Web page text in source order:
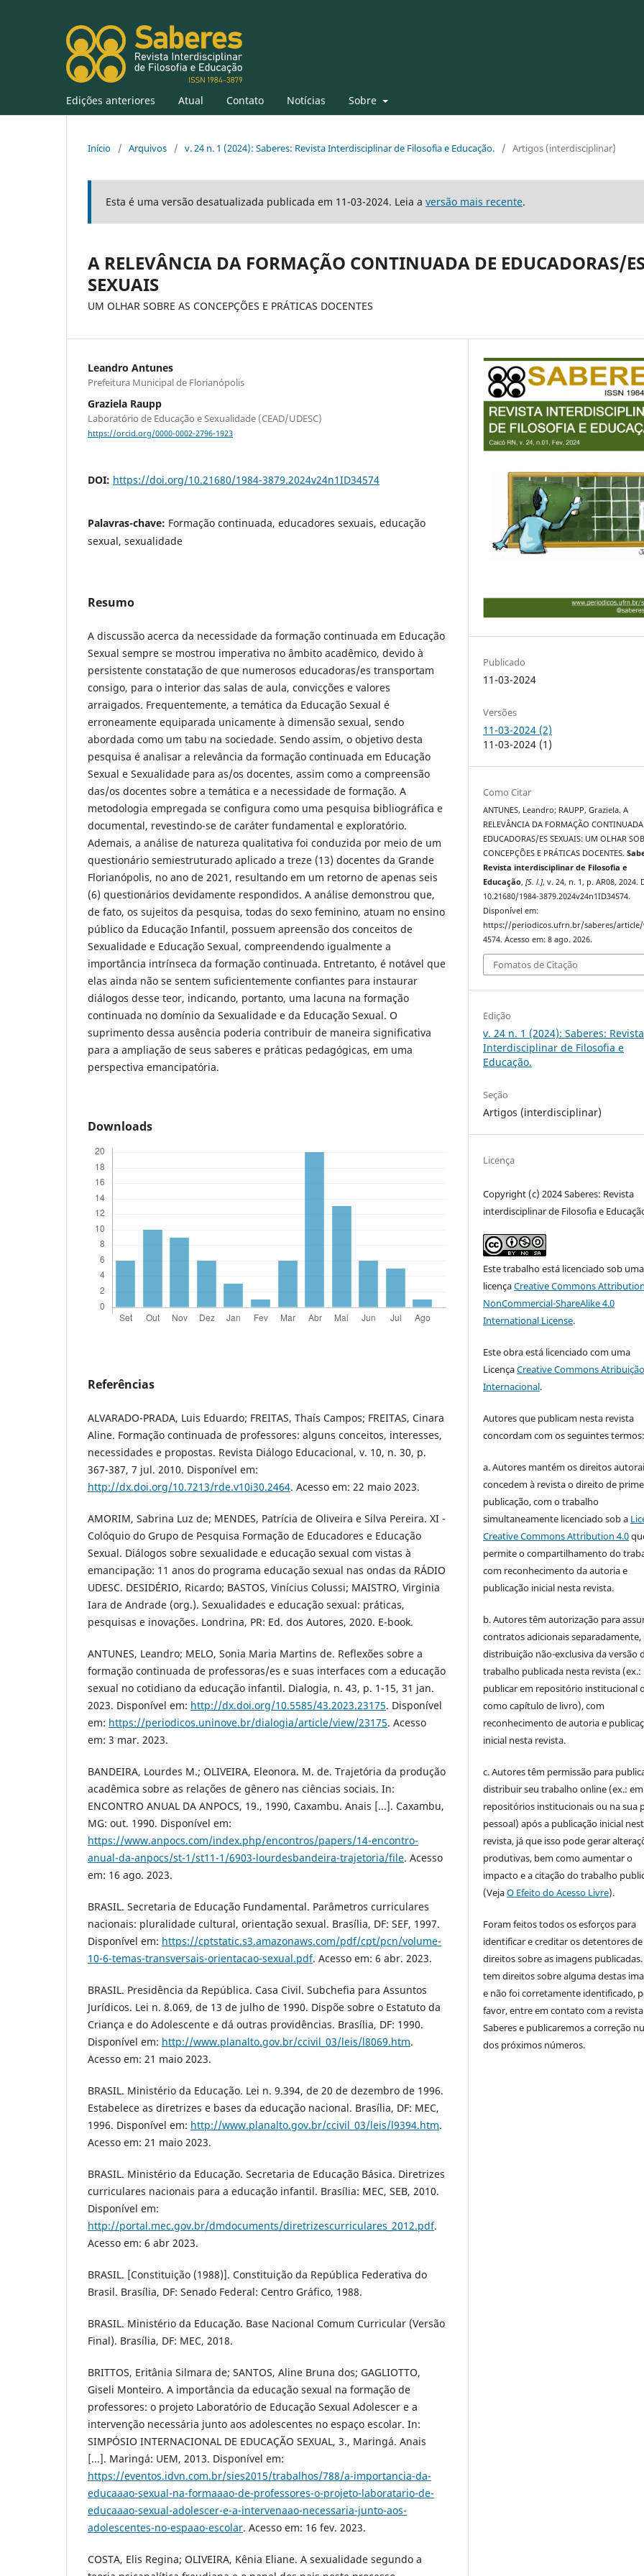
Edições anteriores Atual Contato Notícias Sobre
Início / Arquivos / v. 24 n. 1 (2024): Saberes: Revista Interdisciplinar de Filosofia e Educação. / Artigos (interdisciplinar)
Esta é uma versão desatualizada publicada em 11-03-2024. Leia a versão mais recente.
A RELEVÂNCIA DA FORMAÇÃO CONTINUADA DE EDUCADORAS/
SEXUAIS
UM OLHAR SOBRE AS CONCEPÇÕES E PRÁTICAS DOCENTES
Leandro Antunes
Prefeitura Municipal de Florianópolis
Graziela Raupp
Laboratório de Educação e Sexualidade (CEAD/UDESC)
https://orcid.org/0000-0002-2796-1923
DOI: https://doi.org/10.21680/1984-3879.2024v24n1ID34574
Palavras-chave: Formação continuada, educadores sexuais, educação
sexual, sexualidade
Resumo
A discussão acerca da necessidade da formação continuada em Educação
Sexual sempre se mostrou imperativa no âmbito acadêmico, devido à
persistente constatação de que numerosos educadoras/es transportam
consigo, para o interior das salas de aula, convicções e valores
arraigados. Frequentemente, a temática da Educação Sexual é
erroneamente equiparada unicamente à dimensão sexual, sendo
abordada como um tabu na sociedade. Sendo assim, o objetivo desta
pesquisa é analisar a relevância da formação continuada em Educação
Sexual e Sexualidade para as/os docentes, assim como a compreensão
das/os docentes sobre a temática e a necessidade de formação. A
metodologia empregada se configura como uma pesquisa bibliográfica e
documental, revestindo-se de caráter fundamental e exploratório.
Ademais, a análise de natureza qualitativa foi conduzida por meio de um
questionário semiestruturado aplicado a treze (13) docentes da Grande
Florianópolis, no ano de 2021, resultando em um retorno de apenas seis
(6) questionários devidamente respondidos. A análise demonstrou que,
de fato, os sujeitos da pesquisa, todas do sexo feminino, atuam no ensino
público da Educação Infantil, possuem apreensão dos conceitos de
Sexualidade e Educação Sexual, compreendendo igualmente a
importância intrínseca da formação continuada. Entretanto, é notável que
elas ainda não se sentem suficientemente confiantes para instaurar
diálogos desse teor, indicando, portanto, uma lacuna na formação
continuada no domínio da Sexualidade e da Educação Sexual. O
suprimento dessa ausência poderia contribuir de maneira significativa
para a ampliação de seus saberes e práticas pedagógicas, em uma
perspectiva emancipatória.
Downloads
Referências
ALVARADO-PRADA, Luis Eduardo; FREITAS, Thaís Campos; FREITAS, Cinara
Aline. Formação continuada de professores: alguns conceitos, interesses,
necessidades e propostas. Revista Diálogo Educacional, v. 10, n. 30, p.
367-387, 7 jul. 2010. Disponível em:
http://dx.doi.org/10.7213/rde.v10i30.2464. Acesso em: 22 maio 2023.
AMORIM, Sabrina Luz de; MENDES, Patrícia de Oliveira e Silva Pereira. XI -
Colóquio do Grupo de Pesquisa Formação de Educadores e Educação
Sexual. Diálogos sobre sexualidade e educação sexual com vistas à
emancipação: 11 anos do programa educação sexual nas ondas da RÁDIO
UDESC. DESIDÉRIO, Ricardo; BASTOS, Vinícius Colussi; MAISTRO, Virginia
Iara de Andrade (org.). Sexualidades e educação sexual: práticas,
pesquisas e inovações. Londrina, PR: Ed. dos Autores, 2020. E-book.
ANTUNES, Leandro; MELO, Sonia Maria Martins de. Reflexões sobre a
formação continuada de professoras/es e suas interfaces com a educação
sexual no cotidiano da educação infantil. Dialogia, n. 43, p. 1-15, 31 jan.
2023. Disponível em: http://dx.doi.org/10.5585/43.2023.23175. Disponível
em: https://periodicos.uninove.br/dialogia/article/view/23175. Acesso
em: 3 mar. 2023.
BANDEIRA, Lourdes M.; OLIVEIRA, Eleonora. M. de. Trajetória da produção
acadêmica sobre as relações de gênero nas ciências sociais. In:
ENCONTRO ANUAL DA ANPOCS, 19., 1990, Caxambu. Anais [...]. Caxambu,
MG: out. 1990. Disponível em:
https://www.anpocs.com/index.php/encontros/papers/14-encontro-
anual-da-anpocs/st-1/st11-1/6903-lourdesbandeira-trajetoria/file. Acesso
em: 16 ago. 2023.
BRASIL. Secretaria de Educação Fundamental. Parâmetros curriculares
nacionais: pluralidade cultural, orientação sexual. Brasília, DF: SEF, 1997.
Disponível em: https://cptstatic.s3.amazonaws.com/pdf/cpt/pcn/volume-
10-6-temas-transversais-orientacao-sexual.pdf. Acesso em: 6 abr. 2023.
BRASIL. Presidência da República. Casa Civil. Subchefia para Assuntos
Jurídicos. Lei n. 8.069, de 13 de julho de 1990. Dispõe sobre o Estatuto da
Criança e do Adolescente e dá outras providências. Brasília, DF: 1990.
Disponível em: http://www.planalto.gov.br/ccivil_03/leis/l8069.htm.
Acesso em: 21 maio 2023.
BRASIL. Ministério da Educação. Lei n. 9.394, de 20 de dezembro de 1996.
Estabelece as diretrizes e bases da educação nacional. Brasília, DF: MEC,
1996. Disponível em: http://www.planalto.gov.br/ccivil_03/leis/l9394.htm.
Acesso em: 21 maio 2023.
BRASIL. Ministério da Educação. Secretaria de Educação Básica. Diretrizes
curriculares nacionais para a educação infantil. Brasília: MEC, SEB, 2010.
Disponível em:
http://portal.mec.gov.br/dmdocuments/diretrizescurriculares_2012.pdf.
Acesso em: 6 abr 2023.
BRASIL. [Constituição (1988)]. Constituição da República Federativa do
Brasil. Brasília, DF: Senado Federal: Centro Gráfico, 1988.
BRASIL. Ministério da Educação. Base Nacional Comum Curricular (Versão
Final). Brasília, DF: MEC, 2018.
BRITTOS, Eritânia Silmara de; SANTOS, Aline Bruna dos; GAGLIOTTO,
Giseli Monteiro. A importância da educação sexual na formação de
professores: o projeto Laboratório de Educação Sexual Adolescer e a
intervenção necessária junto aos adolescentes no espaço escolar. In:
SIMPÓSIO INTERNACIONAL DE EDUCAÇÃO SEXUAL, 3., Maringá. Anais
[...]. Maringá: UEM, 2013. Disponível em:
https://eventos.idvn.com.br/sies2015/trabalhos/788/a-importancia-da-
educaaao-sexual-na-formaaao-de-professores-o-projeto-laboratario-de-
educaaao-sexual-adolescer-e-a-intervenaao-necessaria-junto-aos-
adolescentes-no-espaao-escolar. Acesso em: 16 fev. 2023.
COSTA, Elis Regina; OLIVEIRA, Kênia Eliane. A sexualidade segundo a
Publicado
11-03-2024
Versões
11-03-2024 (2)
11-03-2024 (1)
Como Citar
ANTUNES, Leandro; RAUPP, Graziela. A
RELEVÂNCIA DA FORMAÇÃO
EDUCADORAS/ES SEXUAIS: UM OLHAR
CONCEPÇÕES E PRÁTICAS DOCENTES.
Revista interdisciplinar de Filosofia e
Educação,[S. l.], v. 24, n. 1, p. AR08, 2024.
10.21680/1984-3879.2024v24n1ID34574.
Disponível em:
https://periodicos.ufrn.br/saberes/
4574. Acesso em: 8 ago. 2026.
Fomatos de Citação
Edição
v. 24 n. 1 (2024): Saberes: Revista
Interdisciplinar de Filosofia e
Educação.
Seção
Artigos (interdisciplinar)
Licença
Copyright (c) 2024 Saberes: Revista
interdisciplinar de Filosofia e
Este trabalho está licenciado sob uma
licençaCreative Commons
NonCommercial-ShareAlike 4.0
International License.
Este obra está licenciado com uma
LicençaCreative Commons
Internacional.
Autores que publicam nesta revista
concordam com os seguintes termos:
a. Autores mantém os direitos
concedem à revista o direito de
publicação, com o trabalho
simultaneamente licenciado sob a
Creative Commons Attribution 4.0
permite o compartilhamento do
com reconhecimento da autoria e
publicação inicial nesta revista.
b. Autores têm autorização para
contratos adicionais separadamente,
distribuição não-exclusiva da versão
trabalho publicada nesta revista (ex.:
publicar em repositório institucional
como capítulo de livro), com
reconhecimento de autoria e
inicial nesta revista.
c. Autores têm permissão para
distribuir seu trabalho online (ex.: em
repositórios institucionais ou na sua
pessoal) após a publicação inicial
revista, já que isso pode gerar
produtivas, bem como aumentar o
impacto e a citação do trabalho
(VejaO Efeito do Acesso Livre).
Foram feitos todos os esforços para
identificar e creditar os detentores de
direitos sobre as imagens publicadas.
tem direitos sobre alguma destas
e não foi corretamente identificado,
favor, entre em contato com a revista
Saberes e publicaremos a correção
dos próximos números.